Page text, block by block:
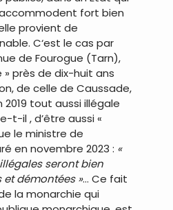
fort bien
provient de
C‘est le cas par
de Fourogue (Tarn),
» près de dix-huit ans
de celle de Caussade,
tout aussi illégale
t-il , d’être aussi «
le ministre de
en novembre 2023 : «
seront bien
démontées »… Ce fait
la monarchie qui